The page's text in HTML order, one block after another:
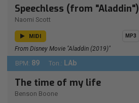
Speechless (from "Aladdin")
Naomi Scott
MIDI MP3
From Disney Movie "Aladdin (2019)"
BPM: 89 Ton.: LAb
The time of my life
Benson Boone